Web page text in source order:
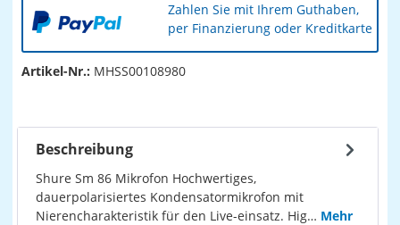
Zahlen Sie mit Ihrem Guthaben,
per Finanzierung oder Kreditkarte
Artikel-Nr.: MHSS00108980
Beschreibung
Shure Sm 86 Mikrofon Hochwertiges,
dauerpolarisiertes Kondensatormikrofon mit
Nierencharakteristik für den Live-einsatz. Hig… Mehr